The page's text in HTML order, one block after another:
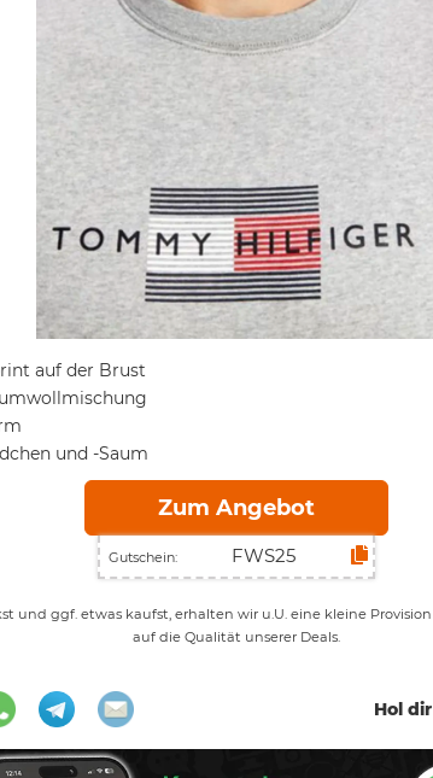
auf der Brust
und -Saum
Zum Angebot
Gutschein:
und ggf. etwas kaufst, erhalten wir u.U. eine kleine
auf die Qualität unserer Deals.
Hol